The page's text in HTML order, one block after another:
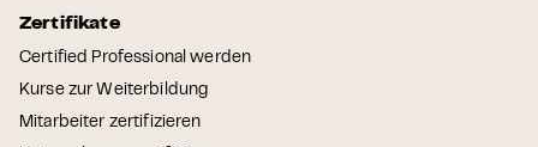
Zertifikate
Certified Professional werden
Kurse zur Weiterbildung
Mitarbeiter zertifizieren